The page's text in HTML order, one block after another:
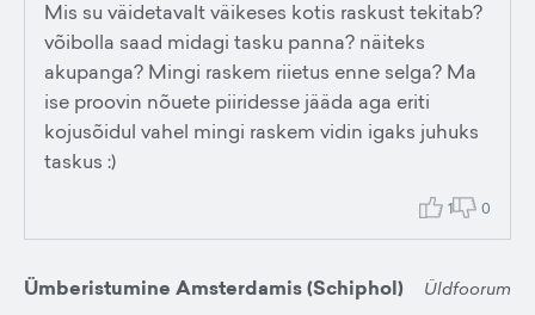
Mis su väidetavalt väikeses kotis raskust tekitab?
võibolla saad midagi tasku panna? näiteks
akupanga? Mingi raskem riietus enne selga? Ma
ise proovin nõuete piiridesse jääda aga eriti
kojusõidul vahel mingi raskem vidin igaks juhuks
taskus :)
1 0
Ümberistumine Amsterdamis (Schiphol) Üldfoorum